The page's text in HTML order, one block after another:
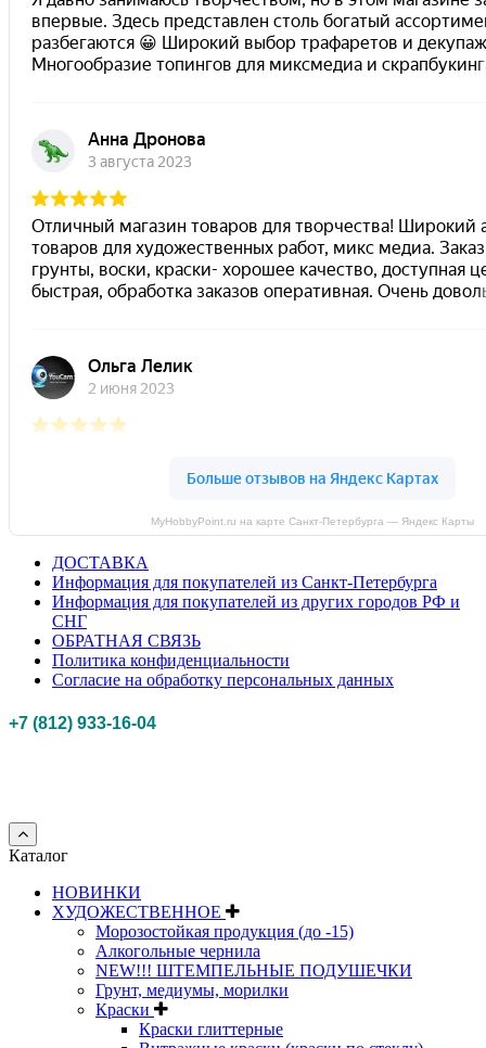
MyHobbyPoint.ru на карте Санкт‑Петербурга — Яндекс Карты
ДОСТАВКА
Информация для покупателей из Санкт-Петербурга
Информация для покупателей из других городов РФ и
СНГ
ОБРАТНАЯ СВЯЗЬ
Политика конфиденциальности
Согласие на обработку персональных данных
+7 (812) 933-16-04
Каталог
НОВИНКИ
ХУДОЖЕСТВЕННОЕ
Морозостойкая продукция (до -15)
Алкогольные чернила
NEW!!! ШТЕМПЕЛЬНЫЕ ПОДУШЕЧКИ
Грунт, медиумы, морилки
Краски
Краски глиттерные